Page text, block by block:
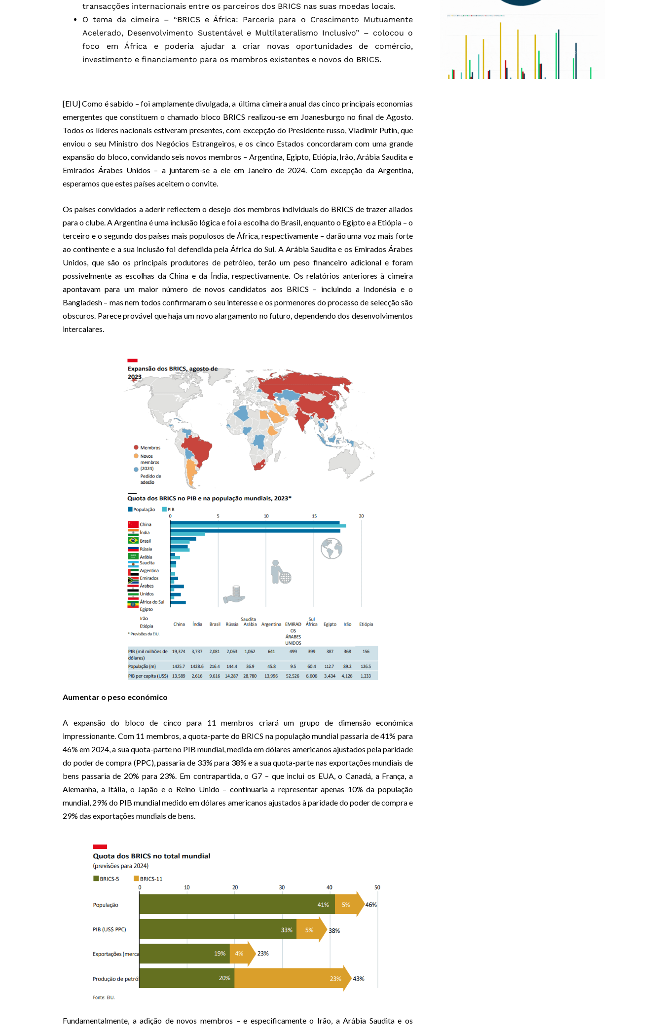
transacções internacionais entre os parceiros dos BRICS nas suas moedas locais.
O tema da cimeira – “BRICS e África: Parceria para o Crescimento Mutuamente
Acelerado, Desenvolvimento Sustentável e Multilateralismo Inclusivo” – colocou o
foco em África e poderia ajudar a criar novas oportunidades de comércio,
investimento e financiamento para os membros existentes e novos do BRICS.
[EIU] Como é sabido – foi amplamente divulgada, a última cimeira anual das cinco principais economias
emergentes que constituem o chamado bloco BRICS realizou-se em Joanesburgo no final de Agosto.
Todos os líderes nacionais estiveram presentes, com excepção do Presidente russo, Vladimir Putin, que
enviou o seu Ministro dos Negócios Estrangeiros, e os cinco Estados concordaram com uma grande
expansão do bloco, convidando seis novos membros – Argentina, Egipto, Etiópia, Irão, Arábia Saudita e
Emirados Árabes Unidos – a juntarem-se a ele em Janeiro de 2024. Com excepção da Argentina,
esperamos que estes países aceitem o convite.
Os países convidados a aderir reflectem o desejo dos membros individuais do BRICS de trazer aliados
para o clube. A Argentina é uma inclusão lógica e foi a escolha do Brasil, enquanto o Egipto e a Etiópia – o
terceiro e o segundo dos países mais populosos de África, respectivamente – darão uma voz mais forte
ao continente e a sua inclusão foi defendida pela África do Sul. A Arábia Saudita e os Emirados Árabes
Unidos, que são os principais produtores de petróleo, terão um peso financeiro adicional e foram
possivelmente as escolhas da China e da Índia, respectivamente. Os relatórios anteriores à cimeira
apontavam para um maior número de novos candidatos aos BRICS – incluindo a Indonésia e o
Bangladesh – mas nem todos confirmaram o seu interesse e os pormenores do processo de selecção são
obscuros. Parece provável que haja um novo alargamento no futuro, dependendo dos desenvolvimentos
intercalares.
Aumentar o peso económico
A expansão do bloco de cinco para 11 membros criará um grupo de dimensão económica
impressionante. Com 11 membros, a quota-parte do BRICS na população mundial passaria de 41% para
46% em 2024, a sua quota-parte no PIB mundial, medida em dólares americanos ajustados pela paridade
do poder de compra (PPC), passaria de 33% para 38% e a sua quota-parte nas exportações mundiais de
bens passaria de 20% para 23%. Em contrapartida, o G7 – que inclui os EUA, o Canadá, a França, a
Alemanha, a Itália, o Japão e o Reino Unido – continuaria a representar apenas 10% da população
mundial, 29% do PIB mundial medido em dólares americanos ajustados à paridade do poder de compra e
29% das exportações mundiais de bens.
Fundamentalmente, a adição de novos membros – e especificamente o Irão, a Arábia Saudita e os